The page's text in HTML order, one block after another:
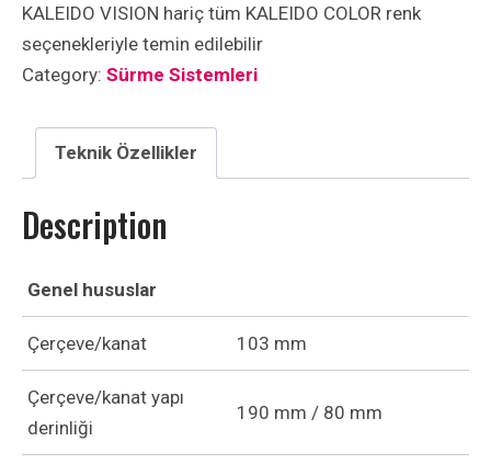
KALEIDO VISION hariç tüm KALEIDO COLOR renk
seçenekleriyle temin edilebilir
Category: Sürme Sistemleri
Teknik Özellikler
Description
Genel hususlar
Çerçeve/kanat 103 mm
Çerçeve/kanat yapı
derinliği
190 mm / 80 mm